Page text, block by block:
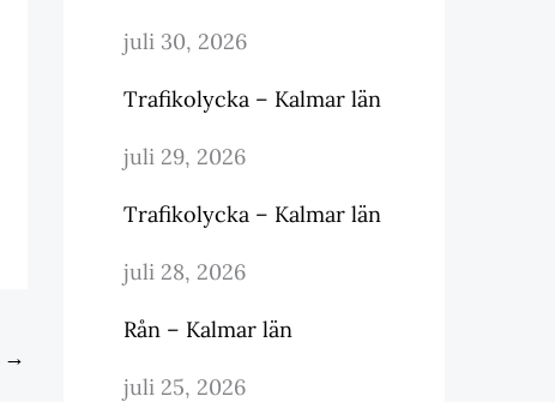
→
juli 30, 2026
Trafikolycka – Kalmar län
juli 29, 2026
Trafikolycka – Kalmar län
juli 28, 2026
Rån – Kalmar län
juli 25, 2026